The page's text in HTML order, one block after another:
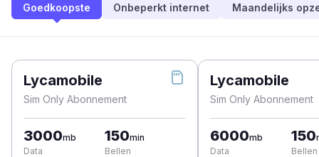
Goedkoopste Onbeperkt internet Maandelijks
Lycamobile
Sim Only Abonnement
3000mb
Data
150min
Bellen
Lycamobile
Sim Only Abonnement
6000mb
Data
150
Bellen